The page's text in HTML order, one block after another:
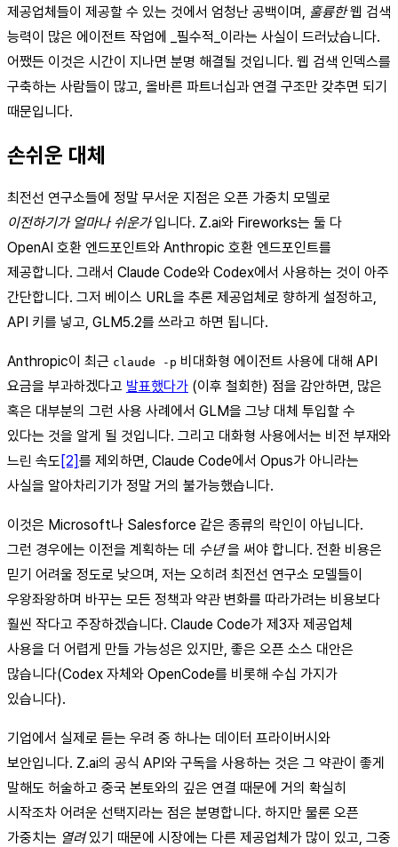
제공업체들이 제공할 수 있는 것에서 엄청난 공백이며, 훌륭한웹 검색
능력이 많은 에이전트 작업에 _필수적_이라는 사실이 드러났습니다.
어쨌든 이것은 시간이 지나면 분명 해결될 것입니다. 웹 검색 인덱스를
구축하는 사람들이 많고, 올바른 파트너십과 연결 구조만 갖추면 되기
때문입니다.
손쉬운 대체
최전선 연구소들에 정말 무서운 지점은 오픈 가중치 모델로
이전하기가 얼마나 쉬운가입니다. Z.ai와 Fireworks는 둘 다
OpenAI 호환 엔드포인트와 Anthropic 호환 엔드포인트를
제공합니다. 그래서 Claude Code와 Codex에서 사용하는 것이 아주
간단합니다. 그저 베이스 URL을 추론 제공업체로 향하게 설정하고,
API 키를 넣고, GLM5.2를 쓰라고 하면 됩니다.
Anthropic이 최근 claude -p 비대화형 에이전트 사용에 대해 API
요금을 부과하겠다고 발표했다가 (이후 철회한) 점을 감안하면, 많은
혹은 대부분의 그런 사용 사례에서 GLM을 그냥 대체 투입할 수
있다는 것을 알게 될 것입니다. 그리고 대화형 사용에서는 비전 부재와
느린 속도 [2]를 제외하면, Claude Code에서 Opus가 아니라는
사실을 알아차리기가 정말 거의 불가능했습니다.
이것은 Microsoft나 Salesforce 같은 종류의 락인이 아닙니다.
그런 경우에는 이전을 계획하는 데 수년을 써야 합니다. 전환 비용은
믿기 어려울 정도로 낮으며, 저는 오히려 최전선 연구소 모델들이
우왕좌왕하며 바꾸는 모든 정책과 약관 변화를 따라가려는 비용보다
훨씬 작다고 주장하겠습니다. Claude Code가 제3자 제공업체
사용을 더 어렵게 만들 가능성은 있지만, 좋은 오픈 소스 대안은
많습니다(Codex 자체와 OpenCode를 비롯해 수십 가지가
있습니다).
기업에서 실제로 듣는 우려 중 하나는 데이터 프라이버시와
보안입니다. Z.ai의 공식 API와 구독을 사용하는 것은 그 약관이 좋게
말해도 허술하고 중국 본토와의 깊은 연결 때문에 거의 확실히
시작조차 어려운 선택지라는 점은 분명합니다. 하지만 물론 오픈
가중치는 열려있기 때문에 시장에는 다른 제공업체가 많이 있고, 그중